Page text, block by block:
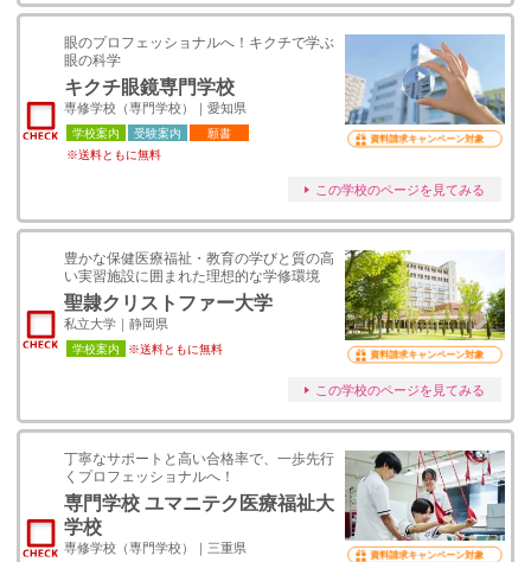
眼のプロフェッショナルへ！キクチで学ぶ
眼の科学
キクチ眼鏡専門学校
専修学校（専門学校）｜愛知県
学校案内 受験案内
願書
※送料ともに無料
資料請求キャンペーン対象
この学校のページを見てみる
豊かな保健医療福祉・教育の学びと質の高
い実習施設に囲まれた理想的な学修環境
聖隷クリストファー大学
私立大学｜静岡県
学校案内 ※送料ともに無料 資料請求キャンペーン対象
この学校のページを見てみる
丁寧なサポートと高い合格率で、一歩先行
くプロフェッショナルへ！
専門学校 ユマニテク医療福祉大
学校
専修学校（専門学校）｜三重県
資料請求キャンペーン対象